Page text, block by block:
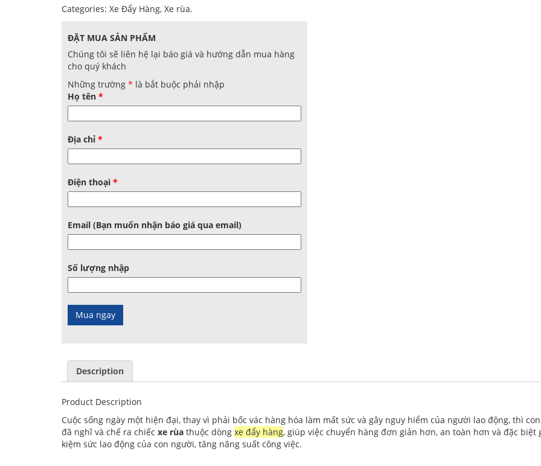
Categories: Xe Đẩy Hàng, Xe rùa.
ĐẶT MUA SẢN PHẨM
Chúng tôi sẽ liên hệ lại báo giá và hướng dẫn mua hàng
cho quý khách
Những trường * là bắt buộc phải nhập
Họ tên *
Địa chỉ *
Điện thoại *
Email (Bạn muốn nhận báo giá qua email)
Số lượng nhập
Description
Product Description
Cuộc sống ngày một hiện đại, thay vì phải bốc vác hàng hóa làm mất sức và gây nguy hiểm của người lao động, thì
đã nghĩ và chế ra chiếc xe rùa thuộc dòng xe đẩy hàng, giúp việc chuyển hàng đơn giản hơn, an toàn hơn và đặc biệt
kiệm sức lao động của con người, tăng năng suất công việc.